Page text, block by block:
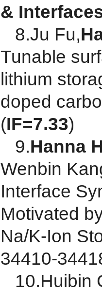
&
8.Ju Fu,
Tunable
lithium
doped
(IF=7.33)
9.Hanna
Wenbin
Interface
Motivated
Na/K-Ion
34410-
10.Huibin